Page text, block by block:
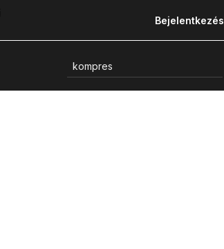
Bejelentkezés